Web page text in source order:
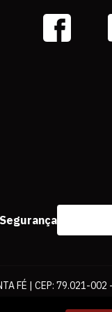
Segurança
FÉ | CEP: 79.021-002